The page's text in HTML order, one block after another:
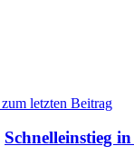
Schnelleinstieg